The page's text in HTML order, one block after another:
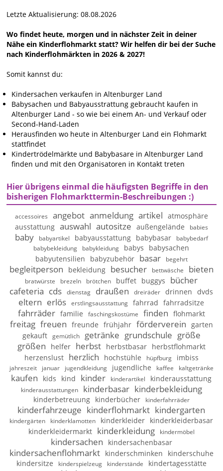
Letzte Aktualisierung: 08.08.2026
Wo findet heute, morgen und in nächster Zeit in deiner
Nähe ein Kinderflohmarkt statt? Wir helfen dir bei der Suche
nach Kinderflohmärkten in 2026 & 2027!
Somit kannst du:
Kindersachen verkaufen in Altenburger Land
Babysachen und Babyausstrattung gebraucht kaufen in
Altenburger Land - so wie bei einem An- und Verkauf oder
Second-Hand-Laden
Herausfinden wo heute in Altenburger Land ein Flohmarkt
stattfindet
Kindertrödelmärkte und Babybasare in Altenburger Land
finden und mit den Organisatoren in Kontakt treten
Hier übrigens einmal die häufigsten Begriffe in den
bisherigen Flohmarkttermin-Beschreibungen :)
accessoires angebot anmeldung artikel atmosphäre
ausstattung auswahl autositze außengelände babies
baby babyartikel babyausstattung babybasar
babybedarf
babybekleidung
babykleidung babys
babysachen
babyutensilien
babyzubehör basar begehrt
begleitperson bekleidung besucher bettwäsche bieten
bratwürste brezeln brötchen buffet buggys
bücher
cafeteria cds dienstag draußen dreiräder drinnen dvds
eltern erlös erstlingsausstattung fahrrad fahrradsitze
fahrräder familie faschingskostüme finden flohmarkt
freitag freuen freunde frühjahr förderverein garten
gekauft
gemütlich getränke grundschule größe
größen
helfer herbst herbstbasar herbstflohmarkt
herzenslust herzlich hochstühle hüpfburg imbiss
jahreszeit januar jugendkleidung jugendliche kaffee kaltgetränke
kaufen kids kind kinder kinderartikel kinderausstattung
kinderausstattungen kinderbasar kinderbekleidung
kinderbetreuung kinderbücher kinderfahrräder
kinderfahrzeuge kinderflohmarkt kindergarten
kindergärten kinderklamotten kinderkleider kinderkleiderbasar
kinderkleidermarkt kinderkleidung kindermöbel
kindersachen kindersachenbasar
kindersachenflohmarkt kinderschminken
kinderschuhe
kindersitze
kinderspielzeug kinderstände kindertagesstätte